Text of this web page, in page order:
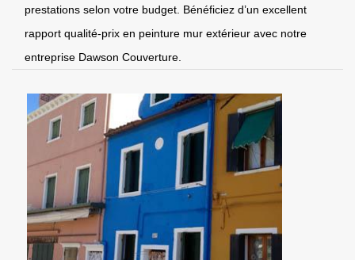
prestations selon votre budget. Bénéficiez d’un excellent
rapport qualité-prix en peinture mur extérieur avec notre
entreprise Dawson Couverture.